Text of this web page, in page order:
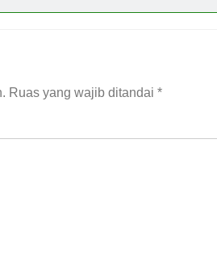
Ruas yang wajib ditandai *